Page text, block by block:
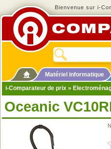
Bienvenue sur i-
Matériel informatique
i-Comparateur de prix »
Oceanic